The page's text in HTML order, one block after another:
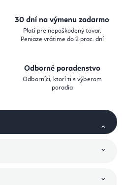
30 dní na výmenu zadarmo
Platí pre nepoškodený tovar.
Peniaze vrátime do 2 prac. dní
Odborné poradenstvo
Odborníci, ktorí ti s výberom
poradia